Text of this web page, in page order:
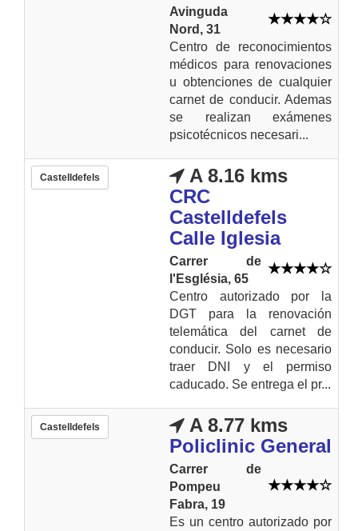
Avinguda
Nord, 31
Centro de reconocimientos
médicos para renovaciones
u obtenciones de cualquier
carnet de conducir. Ademas
se realizan exámenes
psicotécnicos necesari...
Castelldefels
A 8.16 kms
CRC
Castelldefels
Calle Iglesia
Carrer de
l'Església, 65
Centro autorizado por la
DGT para la renovación
telemática del carnet de
conducir. Solo es necesario
traer DNI y el permiso
caducado. Se entrega el pr...
Castelldefels
A 8.77 kms
Policlinic General
Carrer de
Pompeu
Fabra, 19
Es un centro autorizado por